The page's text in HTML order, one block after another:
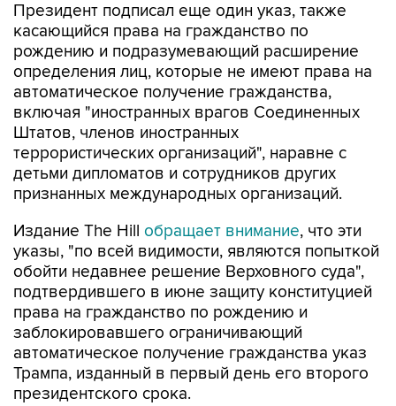
Президент подписал еще один указ, также
касающийся права на гражданство по
рождению и подразумевающий расширение
определения лиц, которые не имеют права на
автоматическое получение гражданства,
включая "иностранных врагов Соединенных
Штатов, членов иностранных
террористических организаций", наравне с
детьми дипломатов и сотрудников других
признанных международных организаций.
Издание The Hill обращает внимание, что эти
указы, "по всей видимости, являются попыткой
обойти недавнее решение Верховного суда",
подтвердившего в июне защиту конституцией
права на гражданство по рождению и
заблокировавшего ограничивающий
автоматическое получение гражданства указ
Трампа, изданный в первый день его второго
президентского срока.